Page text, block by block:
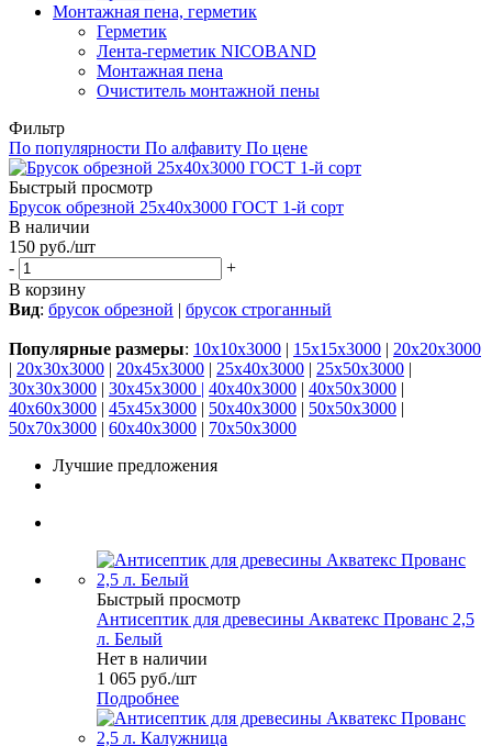
Монтажная пена, герметик
Герметик
Лента-герметик NICOBAND
Монтажная пена
Очиститель монтажной пены
Фильтр
По популярности По алфавиту По цене
Быстрый просмотр
Брусок обрезной 25х40х3000 ГОСТ 1-й сорт
В наличии
150 руб./шт
-
+
В корзину
Вид: брусок обрезной | брусок строганный
Популярные размеры: 10x10x3000 | 15x15x3000 | 20x20x3000
| 20x30x3000 | 20x45x3000 | 25x40x3000 | 25x50x3000 |
30x30x3000 | 30x45x3000 | 40x40x3000 | 40x50x3000 |
40x60x3000 | 45x45x3000 | 50x40x3000 | 50x50x3000 |
50x70x3000 | 60x40x3000 | 70x50x3000
Лучшие предложения
Быстрый просмотр
Антисептик для древесины Акватекс Прованс 2,5
л. Белый
Нет в наличии
1 065 руб./шт
Подробнее